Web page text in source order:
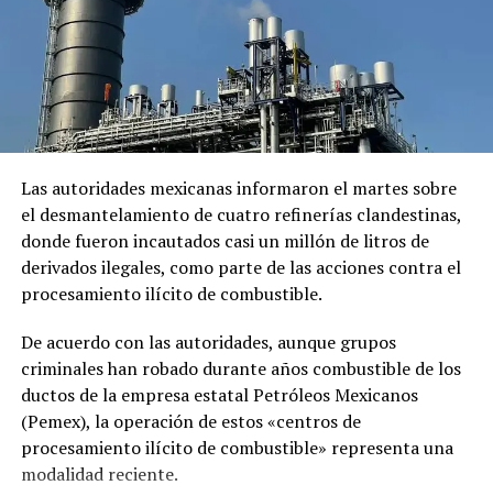
Brote de ébola en RDC
infecta a 75 médicos desde
mayo
20 junio, 2026
En «Internacionales»
La OMS y agencia de salud
africana lanzan plan de $518
millones para combatir brote
de ébola
5 junio, 2026
En «Internacionales»
Epidemia de ébola en
República Democrática del
muertes
18 junio, 2026
RELATED TOPICS: AFRICA
BROTE DE ÉBOLA
BUNDIBUGYO
CASOS CONFIRMADOS
Las autoridades mexicanas informaron el martes sobre
el desmantelamiento de cuatro refinerías clandestinas,
donde fueron incautados casi un millón de litros de
derivados ilegales, como parte de las acciones contra el
procesamiento ilícito de combustible.
De acuerdo con las autoridades, aunque grupos
criminales han robado durante años combustible de los
ductos de la empresa estatal Petróleos Mexicanos
(Pemex), la operación de estos «centros de
procesamiento ilícito de combustible» representa una
modalidad reciente.